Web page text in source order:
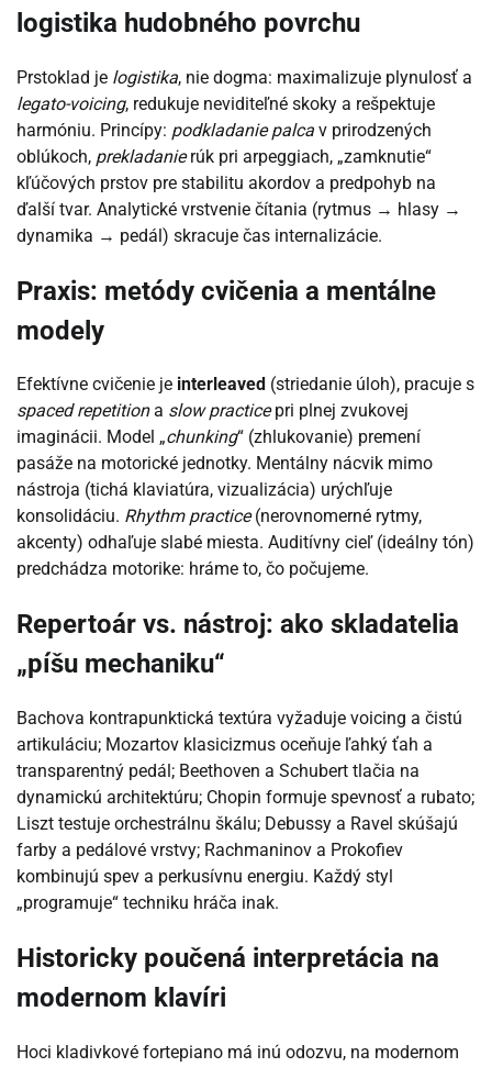
logistika hudobného povrchu
Prstoklad je logistika, nie dogma: maximalizuje plynulosť a
legato-voicing, redukuje neviditeľné skoky a rešpektuje
harmóniu. Princípy: podkladanie palca v prirodzených
oblúkoch, prekladanierúk pri arpeggiach, „zamknutie“
kľúčových prstov pre stabilitu akordov a predpohyb na
ďalší tvar. Analytické vrstvenie čítania (rytmus → hlasy →
dynamika → pedál) skracuje čas internalizácie.
Praxis: metódy cvičenia a mentálne
modely
Efektívne cvičenie je interleaved (striedanie úloh), pracuje s
spaced repetitiona slow practicepri plnej zvukovej
imaginácii. Model „chunking“ (zhlukovanie) premení
pasáže na motorické jednotky. Mentálny nácvik mimo
nástroja (tichá klaviatúra, vizualizácia) urýchľuje
konsolidáciu. Rhythm practice(nerovnomerné rytmy,
akcenty) odhaľuje slabé miesta. Auditívny cieľ (ideálny tón)
predchádza motorike: hráme to, čo počujeme.
Repertoár vs. nástroj: ako skladatelia
„píšu mechaniku“
Bachova kontrapunktická textúra vyžaduje voicing a čistú
artikuláciu; Mozartov klasicizmus oceňuje ľahký ťah a
transparentný pedál; Beethoven a Schubert tlačia na
dynamickú architektúru; Chopin formuje spevnosť a rubato;
Liszt testuje orchestrálnu škálu; Debussy a Ravel skúšajú
farby a pedálové vrstvy; Rachmaninov a Prokofiev
kombinujú spev a perkusívnu energiu. Každý styl
„programuje“ techniku hráča inak.
Historicky poučená interpretácia na
modernom klavíri
Hoci kladivkové fortepiano má inú odozvu, na modernom